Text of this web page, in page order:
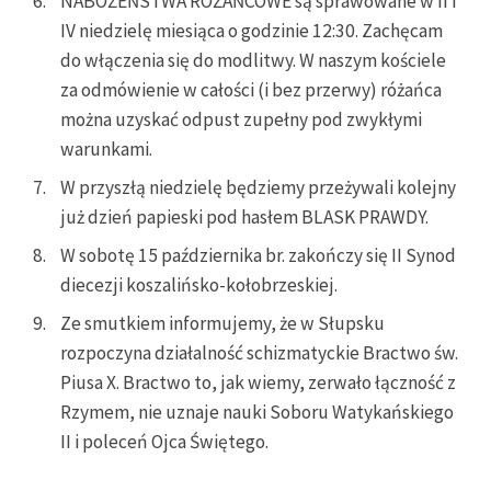
IV niedzielę miesiąca o godzinie 12:30. Zachęcam
do włączenia się do modlitwy. W naszym kościele
za odmówienie w całości (i bez przerwy) różańca
można uzyskać odpust zupełny pod zwykłymi
warunkami.
W przyszłą niedzielę będziemy przeżywali kolejny
już dzień papieski pod hasłem BLASK PRAWDY.
W sobotę 15 października br. zakończy się II Synod
diecezji koszalińsko-kołobrzeskiej.
Ze smutkiem informujemy, że w Słupsku
rozpoczyna działalność schizmatyckie Bractwo św.
Piusa X. Bractwo to, jak wiemy, zerwało łączność z
Rzymem, nie uznaje nauki Soboru Watykańskiego
II i poleceń Ojca Świętego.